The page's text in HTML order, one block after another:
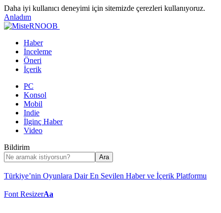
Daha iyi kullanıcı deneyimi için sitemizde çerezleri kullanıyoruz.
Anladım
Haber
İnceleme
Öneri
İçerik
PC
Konsol
Mobil
Indie
İlginç Haber
Video
Bildirim
Türkiye’nin Oyunlara Dair En Sevilen Haber ve İçerik Platformu
Font ResizerAa